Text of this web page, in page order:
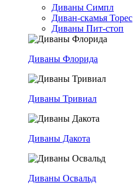
Диваны Симпл
Диван-скамья Торес
Диваны Пит-стоп
Диваны Флорида
Диваны Тривиал
Диваны Дакота
Диваны Освальд